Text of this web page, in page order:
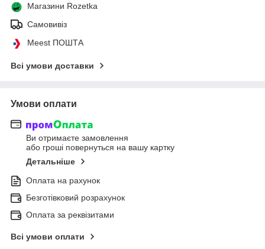
Магазини Rozetka
Самовивіз
Meest ПОШТА
Всі умови доставки
Умови оплати
Ви отримаєте замовлення
або гроші повернуться на вашу картку
Детальніше
Оплата на рахунок
Безготівковий розрахунок
Оплата за реквізитами
Всі умови оплати